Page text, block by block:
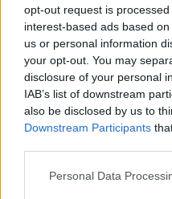
opt-out request is
interest-based ads based
us or personal information
your opt-out. You may
disclosure of your personal
IAB’s list of downstream
also be disclosed by us to
Downstream Participants
Personal Data
30 Aprile 2020 alle ore 18:32
·Ti stimo ·Rispondi
GIODETTO:
30 Aprile 2020 alle ore 18:33
·Ti stimo· Rispondi
Enricokaso:
30 Aprile 2020 alle ore 18:33